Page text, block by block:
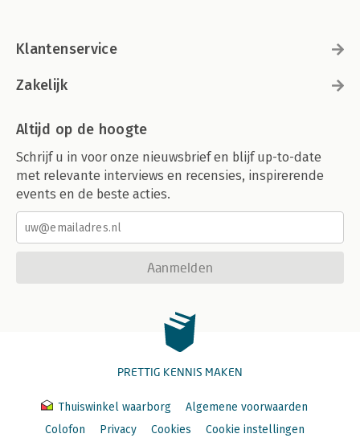
Klantenservice
Zakelijk
Altijd op de hoogte
Schrijf u in voor onze nieuwsbrief en blijf up-to-date
met relevante interviews en recensies, inspirerende
events en de beste acties.
Aanmelden
PRETTIG KENNIS MAKEN
Thuiswinkel waarborg
Algemene voorwaarden
Colofon
Privacy Cookies Cookie instellingen